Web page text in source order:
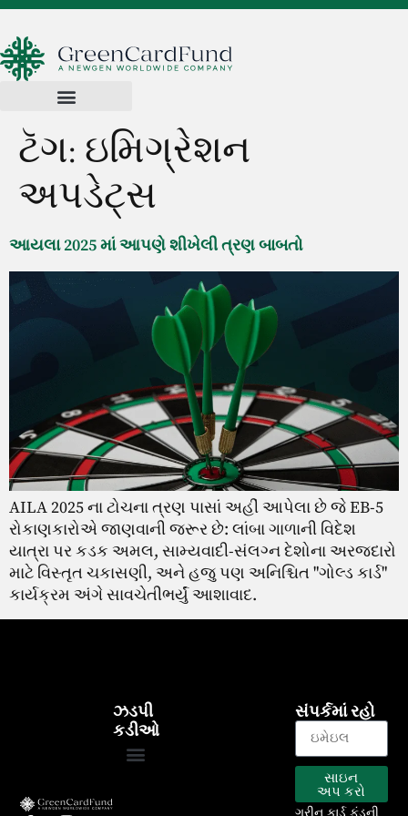
ટૅગ: ઇમિગ્રેશન
અપડેટ્સ
આયલા 2025 માં આપણે શીખેલી ત્રણ બાબતો
AILA 2025 ના ટોચના ત્રણ પાસાં અહીં આપેલા છે જે EB-5
રોકાણકારોએ જાણવાની જરૂર છે: લાંબા ગાળાની વિદેશ
યાત્રા પર કડક અમલ, સામ્યવાદી-સંલગ્ન દેશોના અરજદારો
માટે વિસ્તૃત ચકાસણી, અને હજુ પણ અનિશ્ચિત "ગોલ્ડ કાર્ડ"
કાર્યક્રમ અંગે સાવચેતીભર્યું આશાવાદ.
ઝડપી
કડીઓ
સંપર્કમાં રહો
સાઇન
અપ કરો
ગ્રીન કાર્ડ ફંડની